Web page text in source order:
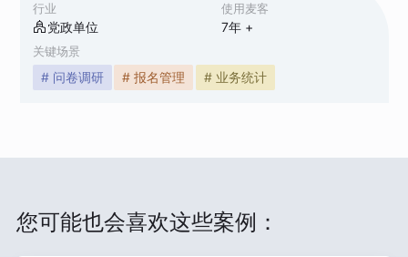
行业
党政单位
使用麦客
7年 +
关键场景
# 问卷调研 # 报名管理 # 业务统计
您可能也会喜欢这些案例：